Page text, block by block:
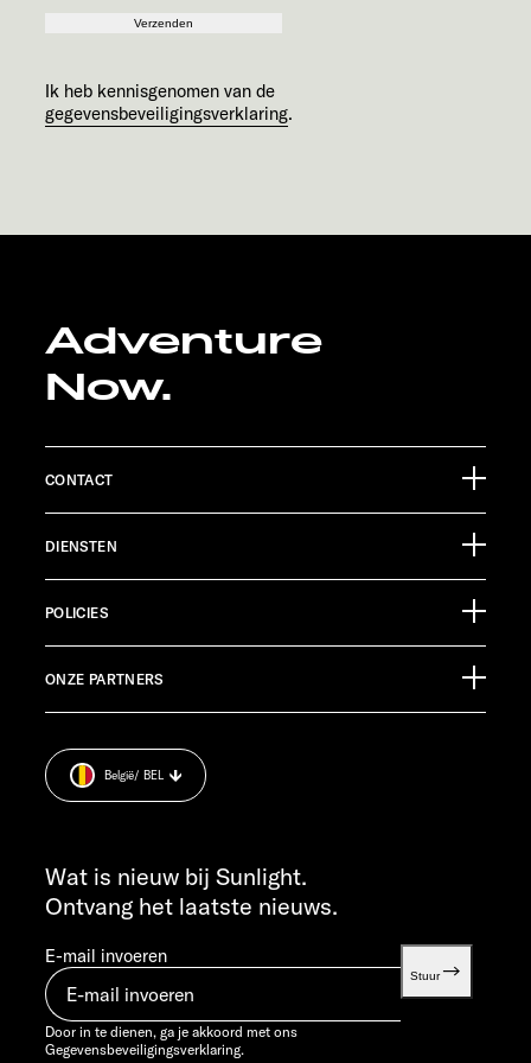
Verzenden
Ik heb kennisgenomen van de
gegevensbeveiligingsverklaring.
Adventure
Now.
CONTACT
Ölmühlestraße 6
88299 Leutkirch
Germany
KLANTENSERVICE
service@service.sunlight.de
MA T/M DO 7:30 - 12:00 UUR EN 13:00 - 16:00 UUR
VR 7:30 - 12:00 UUR
info@sunlight.de
DIENSTEN
Informatiemateriaal
POLICIES
Afdruk.
Cookie Consent
Informatie over het gewicht
ONZE PARTNERS
Wat is nieuw bij Sunlight.
Ontvang het laatste nieuws.
E-mail invoeren
Stuur
Door in te dienen, ga je akkoord met ons
Gegevensbeveiligingsverklaring.
België/ BEL